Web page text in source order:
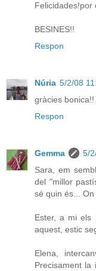
Felicidades!por
BESINES!!
Respon
Núria 5/2/08
gràcies bonica!!
Respon
Gemma
5/
Sara, em
del "millor
sé quin és...
Ester, a mi els
aquest, estic
Elena,
Precisament la